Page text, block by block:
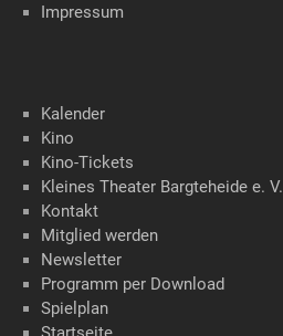
Impressum
Kalender
Kino
Kino-Tickets
Kleines Theater Bargteheide e. V.
Kontakt
Mitglied werden
Newsletter
Programm per Download
Spielplan